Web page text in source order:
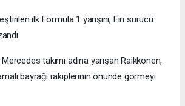
ilk Formula 1 yarışını, Fin sürücü
takımı adına yarışan Raikkonen,
bayrağı rakiplerinin önünde görmeyi